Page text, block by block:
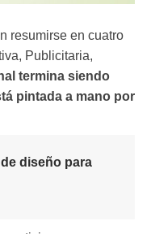
resumirse en cuatro
Publicitaria,
termina siendo
pintada a mano por
diseño para